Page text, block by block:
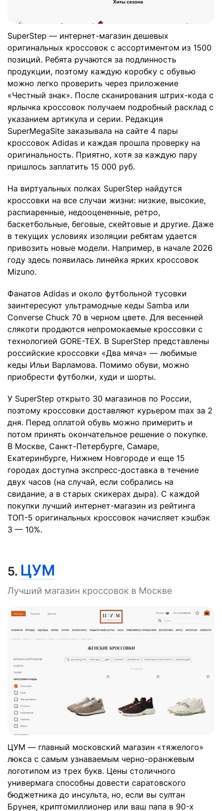
SuperStep — интернет-магазин дешевых
оригинальных кроссовок с ассортиментом из 1500
позиций. Ребята ручаются за подлинность
продукции, поэтому каждую коробку с обувью
можно легко проверить через приложение
«Честный знак». После сканирования штрих-кода с
ярлычка кроссовок получаем подробный расклад с
указанием артикула и серии. Редакция
SuperMegaSite заказывала на сайте 4 пары
кроссовок Adidas и каждая прошла проверку на
оригинальность. Приятно, хотя за каждую пару
пришлось заплатить 15 000 руб.
На виртуальных полках SuperStep найдутся
кроссовки на все случаи жизни: низкие, высокие,
распиаренные, недооцененные, ретро,
баскетбольные, беговые, скейтовые и другие. Даже
в текущих условиях изоляции ребятам удается
привозить новые модели. Например, в начале 2026
году здесь появилась линейка ярких кроссовок
Mizuno.
Фанатов Adidas и около футбольной тусовки
заинтересуют ультрамодные кеды Samba или
Converse Chuck 70 в черном цвете. Для весенней
слякоти продаются непромокаемые кроссовки с
технологией GORE-TEX. В SuperStep представлены
российские кроссовки «Два мяча» — любимые
кеды Ильи Варламова. Помимо обуви, можно
приобрести футболки, худи и шорты.
У SuperStep открыто 30 магазинов по России,
поэтому кроссовки доставляют курьером max за 2
дня. Перед оплатой обувь можно примерить и
потом принять окончательное решение о покупке.
В Москве, Санкт-Петербурге, Самаре,
Екатеринбурге, Нижнем Новгороде и еще 15
городах доступна экспресс-доставка в течение
двух часов (на случай, если собрались на
свидание, а в старых скикерах дыра). С каждой
покупки лучший интернет-магазин из рейтинга
ТОП-5 оригинальных кроссовок начисляет кэшбэк
3 — 10%.
5. ЦУМ
Лучший магазин кроссовок в Москве
ЦУМ — главный московский магазин «тяжелого»
люкса с самым узнаваемым черно-оранжевым
логотипом из трех букв. Цены столичного
универмага способны довести саратовского
бюджетника до инсульта, но, если вы султан
Брунея, криптомиллионер или ваш папа в 90-х